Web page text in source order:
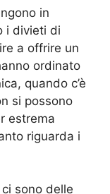
in
i divieti di
a offrire un
ordinato
quando c’è
si possono
estrema
riguarda i
sono delle